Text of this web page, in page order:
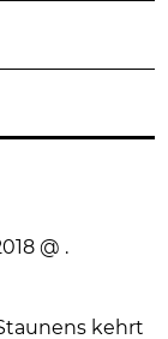
kehrt